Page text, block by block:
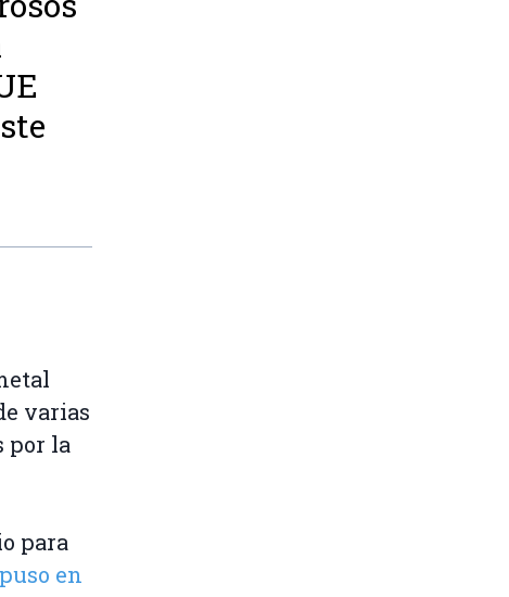
varias
por la
para
en